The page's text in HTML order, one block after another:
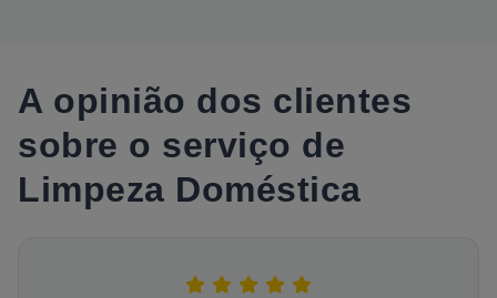
A opinião dos clientes
sobre o serviço de
Limpeza Doméstica